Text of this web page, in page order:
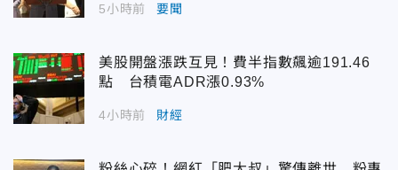
5小時前 要聞
美股開盤漲跌互見！費半指數飆逾191.46
點 台積電ADR漲0.93%
4小時前 財經